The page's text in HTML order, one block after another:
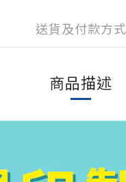
送貨及付款方式
商品描述